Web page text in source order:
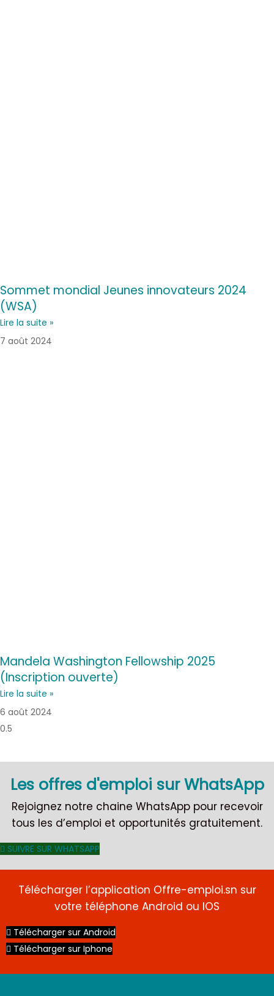
Sommet mondial Jeunes innovateurs 2024
(WSA)
Lire la suite »
7 août 2024
Mandela Washington Fellowship 2025
(Inscription ouverte)
Lire la suite »
6 août 2024
Les offres d'emploi sur WhatsApp
Rejoignez notre chaine WhatsApp pour recevoir
tous les d’emploi et opportunités gratuitement.
SUIVRE SUR WHATSAPP
Télécharger l’application Offre-emploi.sn sur
votre téléphone Android ou IOS
Télécharger sur Android
Télécharger sur Iphone